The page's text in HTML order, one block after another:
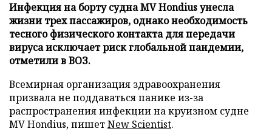
Инфекция на борту судна MV Hondius унесла
жизни трех пассажиров, однако необходимость
тесного физического контакта для передачи
вируса исключает риск глобальной пандемии,
отметили в ВОЗ.
Всемирная организация здравоохранения
призвала не поддаваться панике из-за
распространения инфекции на круизном судне
MV Hondius, пишетNew Scientist.